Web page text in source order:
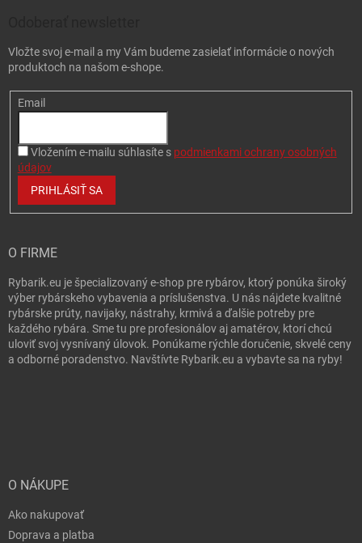
Vložte svoj e-mail a my Vám budeme zasielať informácie o nových
produktoch na našom e-shope.
Email
Vložením e-mailu súhlasíte s podmienkami ochrany osobných
údajov
PRIHLÁSIŤ SA
O FIRME
Rybarik.eu je špecializovaný e-shop pre rybárov, ktorý ponúka široký
výber rybárskeho vybavenia a príslušenstva. U nás nájdete kvalitné
rybárske prúty, navijaky, nástrahy, krmivá a ďalšie potreby pre
každého rybára. Sme tu pre profesionálov aj amatérov, ktorí chcú
uloviť svoj vysnívaný úlovok. Ponúkame rýchle doručenie, skvelé ceny
a odborné poradenstvo. Navštívte Rybarik.eu a vybavte sa na ryby!
O NÁKUPE
Ako nakupovať
Doprava a platba